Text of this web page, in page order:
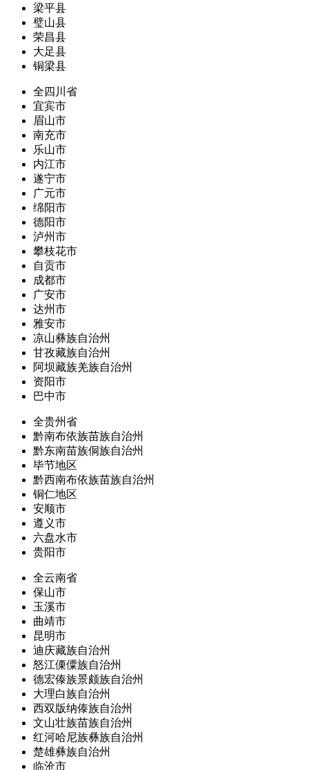
梁平县
璧山县
荣昌县
大足县
铜梁县
全四川省
宜宾市
眉山市
南充市
乐山市
内江市
遂宁市
广元市
绵阳市
德阳市
泸州市
攀枝花市
自贡市
成都市
广安市
达州市
雅安市
凉山彝族自治州
甘孜藏族自治州
阿坝藏族羌族自治州
资阳市
巴中市
全贵州省
黔南布依族苗族自治州
黔东南苗族侗族自治州
毕节地区
黔西南布依族苗族自治州
铜仁地区
安顺市
遵义市
六盘水市
贵阳市
全云南省
保山市
玉溪市
曲靖市
昆明市
迪庆藏族自治州
怒江傈僳族自治州
德宏傣族景颇族自治州
大理白族自治州
西双版纳傣族自治州
文山壮族苗族自治州
红河哈尼族彝族自治州
楚雄彝族自治州
临沧市